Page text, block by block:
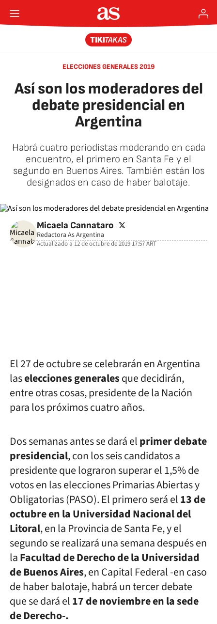
ELECCIONES GENERALES 2019
Así son los moderadores del
debate presidencial en
Argentina
Habrá cuatro periodistas moderando en cada
encuentro, el primero en Santa Fe y el
segundo en Buenos Aires. También están los
designados en caso de haber balotaje.
Micaela Cannataro twitter
Redactora As Argentina
Actualizado a12 de octubre de 2019 17:57ART
El 27 de octubre se celebrarán en Argentina
laselecciones generalesque decidirán,
entre otras cosas, presidente de la Nación
para los próximos cuatro años.
Dos semanas antes se dará elprimer debate
presidencial, con los seis candidatos a
presidente que lograron superar el 1,5% de
votos en las elecciones Primarias Abiertas y
Obligatorias (PASO). El primero será el13 de
octubre en la Universidad Nacional del
Litoral, en la Provincia de Santa Fe, y el
segundo se realizará una semana después en
laFacultad de Derecho de la Universidad
de Buenos Aires, en Capital Federal -en caso
de haber balotaje, habrá un tercer debate
que se dará el17 de noviembre en la sede
de Derecho-.